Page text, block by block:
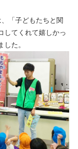
「子どもたちと関
してくれて嬉しかっ
た。